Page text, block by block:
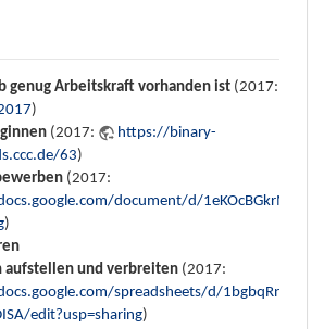
genug Arbeitskraft vorhanden ist (2017:
)
(2017:
https://binary-
63)
(2017:
document/d/
)
aufstellen und verbreiten (2017:
spreadsheets/d/
edit?usp=sharing)